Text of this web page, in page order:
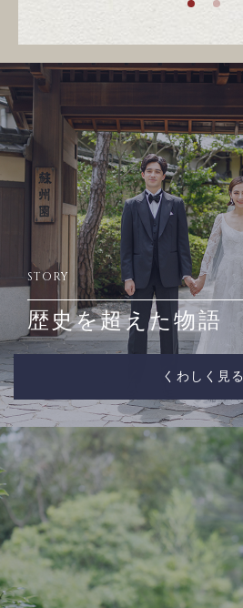
STORY
歴史を超えた物語
くわしく見る